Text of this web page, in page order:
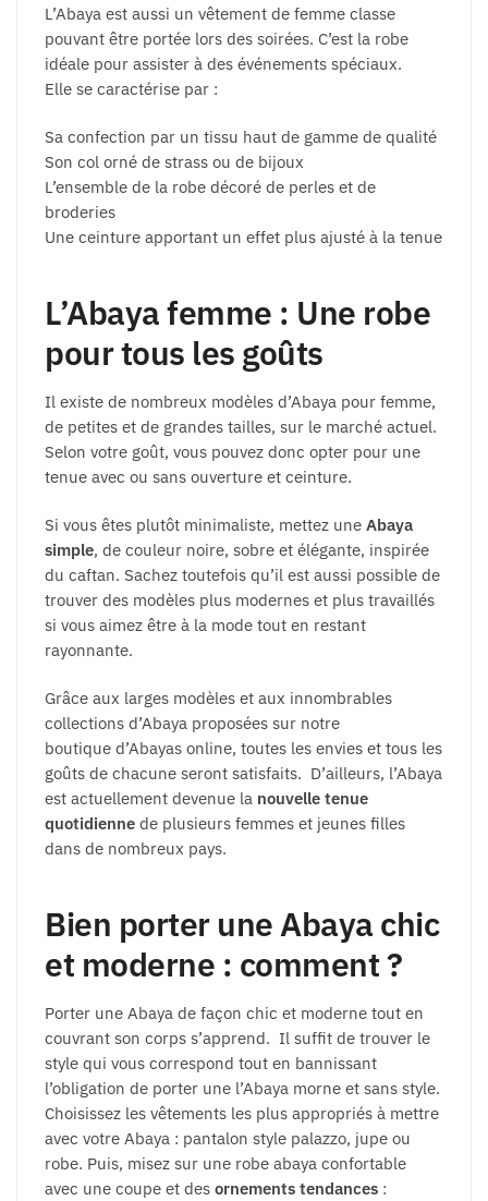
L’Abaya est aussi un vêtement de femme classe
pouvant être portée lors des soirées. C’est la robe
idéale pour assister à des événements spéciaux.
Elle se caractérise par :
Sa confection par un tissu haut de gamme de qualité
Son col orné de strass ou de bijoux
L’ensemble de la robe décoré de perles et de
broderies
Une ceinture apportant un effet plus ajusté à la tenue
L’Abaya femme : Une robe
pour tous les goûts
Il existe de nombreux modèles d’Abaya pour femme,
de petites et de grandes tailles, sur le marché actuel.
Selon votre goût, vous pouvez donc opter pour une
tenue avec ou sans ouverture et ceinture.
Si vous êtes plutôt minimaliste, mettez une Abaya
simple, de couleur noire, sobre et élégante, inspirée
du caftan. Sachez toutefois qu’il est aussi possible de
trouver des modèles plus modernes et plus travaillés
si vous aimez être à la mode tout en restant
rayonnante.
Grâce aux larges modèles et aux innombrables
collections d’Abaya proposées sur notre
boutique d’Abayas online, toutes les envies et tous les
goûts de chacune seront satisfaits. D’ailleurs, l’Abaya
est actuellement devenue la nouvelle tenue
quotidienne de plusieurs femmes et jeunes filles
dans de nombreux pays.
Bien porter une Abaya chic
et moderne : comment ?
Porter une Abaya de façon chic et moderne tout en
couvrant son corps s’apprend. Il suffit de trouver le
style qui vous correspond tout en bannissant
l’obligation de porter une l’Abaya morne et sans style.
Choisissez les vêtements les plus appropriés à mettre
avec votre Abaya : pantalon style palazzo, jupe ou
robe. Puis, misez sur une robe abaya confortable
avec une coupe et des ornements tendances :